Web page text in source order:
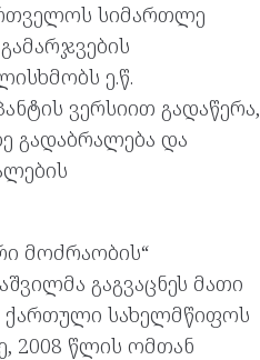
სიმართლე
ე.წ.
ვერსიით გადაწერა,
გადაბრალება და
მოძრაობის“
გაგვაცნეს მათი
სახელმწიფოს
2008 წლის ომთან